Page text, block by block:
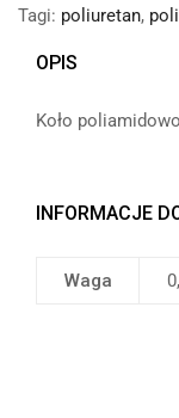
Tagi: poliuretan,
OPIS
Koło
INFORMACJE
Waga